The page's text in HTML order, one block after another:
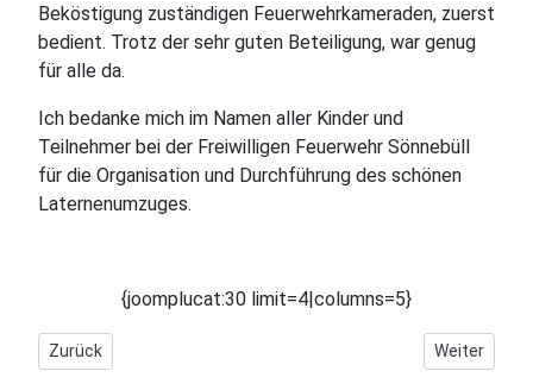
Beköstigung zuständigen Feuerwehrkameraden, zuerst
bedient. Trotz der sehr guten Beteiligung, war genug
für alle da.
Ich bedanke mich im Namen aller Kinder und
Teilnehmer bei der Freiwilligen Feuerwehr Sönnebüll
für die Organisation und Durchführung des schönen
Laternenumzuges.
{joomplucat:30 limit=4|columns=5}
Vorheriger Beitrag: Kranzniederlegung mit Dorfnachmittag in
Zurück Nächster
Weiter